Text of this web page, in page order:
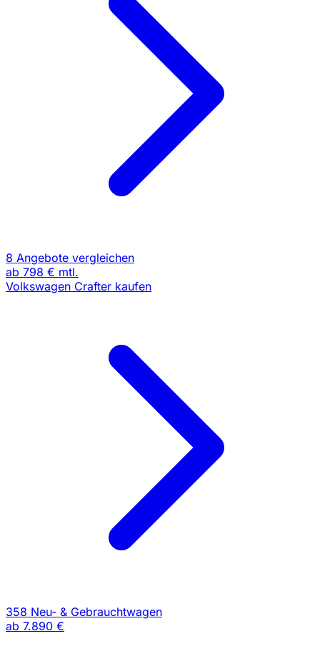
8 Angebote vergleichen
ab 798 € mtl.
Volkswagen Crafter kaufen
358 Neu- & Gebrauchtwagen
ab 7.890 €